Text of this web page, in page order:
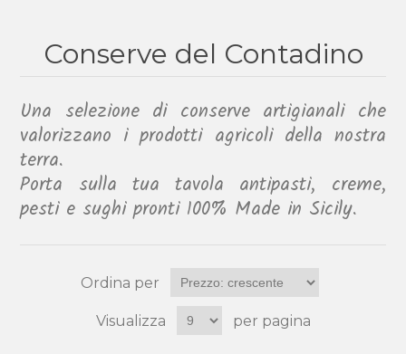
Conserve del Contadino
Una selezione di conserve artigianali che
valorizzano i prodotti agricoli della nostra
terra.
Porta sulla tua tavola antipasti, creme,
pesti e sughi pronti 100% Made in Sicily.
Ordina per
Visualizza per pagina